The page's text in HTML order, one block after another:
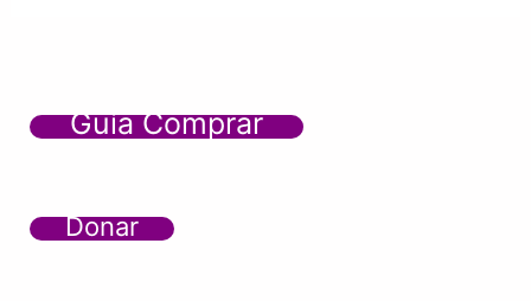
Guía Comprar
Donar